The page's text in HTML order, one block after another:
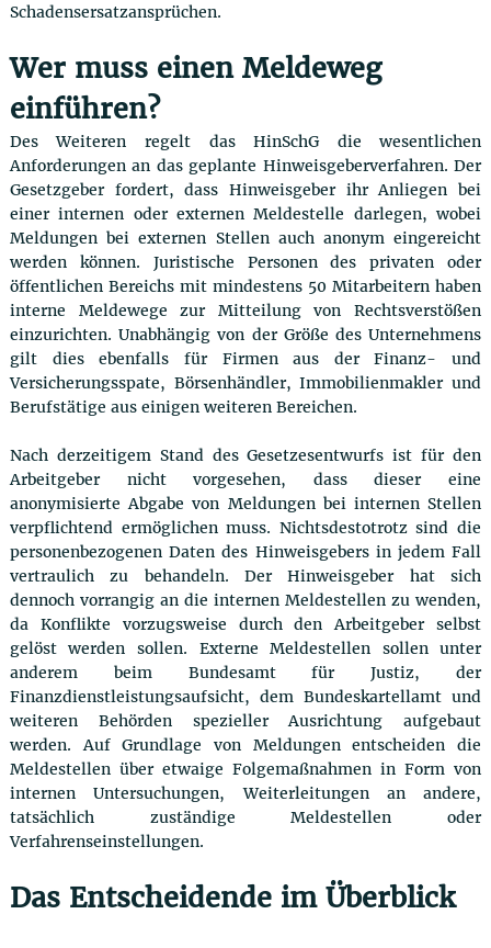
Schadensersatzansprüchen.
Wer muss einen Meldeweg
einführen?
Des Weiteren regelt das HinSchG die wesentlichen
Anforderungen an das geplante Hinweisgeberverfahren. Der
Gesetzgeber fordert, dass Hinweisgeber ihr Anliegen bei
einer internen oder externen Meldestelle darlegen, wobei
Meldungen bei externen Stellen auch anonym eingereicht
werden können. Juristische Personen des privaten oder
öffentlichen Bereichs mit mindestens 50 Mitarbeitern haben
interne Meldewege zur Mitteilung von Rechtsverstößen
einzurichten. Unabhängig von der Größe des Unternehmens
gilt dies ebenfalls für Firmen aus der Finanz- und
Versicherungsspate, Börsenhändler, Immobilienmakler und
Berufstätige aus einigen weiteren Bereichen.
Nach derzeitigem Stand des Gesetzesentwurfs ist für den
Arbeitgeber nicht vorgesehen, dass dieser eine
anonymisierte Abgabe von Meldungen bei internen Stellen
verpflichtend ermöglichen muss. Nichtsdestotrotz sind die
personenbezogenen Daten des Hinweisgebers in jedem Fall
vertraulich zu behandeln. Der Hinweisgeber hat sich
dennoch vorrangig an die internen Meldestellen zu wenden,
da Konflikte vorzugsweise durch den Arbeitgeber selbst
gelöst werden sollen. Externe Meldestellen sollen unter
anderem beim Bundesamt für Justiz, der
Finanzdienstleistungsaufsicht, dem Bundeskartellamt und
weiteren Behörden spezieller Ausrichtung aufgebaut
werden. Auf Grundlage von Meldungen entscheiden die
Meldestellen über etwaige Folgemaßnahmen in Form von
internen Untersuchungen, Weiterleitungen an andere,
tatsächlich zuständige Meldestellen oder
Verfahrenseinstellungen.
Das Entscheidende im Überblick